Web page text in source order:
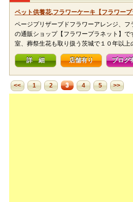
ペット供養花,フラワーケーキ【フラワープ
ページプリザーブドフラワーアレンジ、
の通販ショップ【フラワープラネット】
室、葬祭生花も取り扱う茨城で１０年以上
詳 細 店舗有り ブログ
<< 1 2 3 4 5 >>